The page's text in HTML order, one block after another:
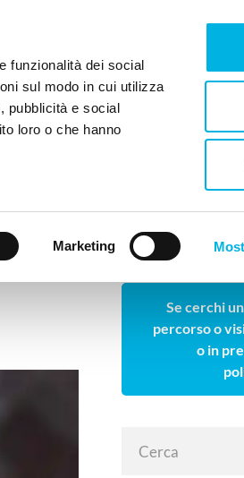
funzionalità dei social
sul modo in cui utilizza
pubblicità e social
loro o che hanno
Marketing
Tesi e
rTMS Blog
Cerchi un
Se cerchi
percorso o
o in